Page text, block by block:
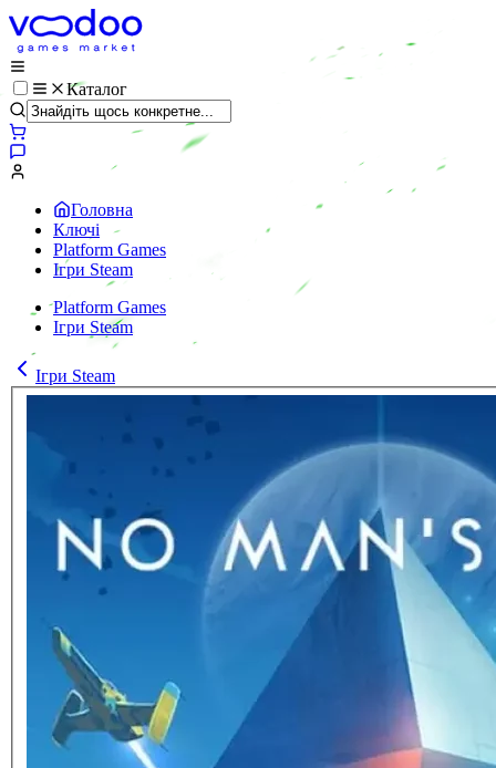
Каталог
Головна
Ключі
Platform Games
Ігри Steam
Platform Games
Ігри Steam
Ігри Steam